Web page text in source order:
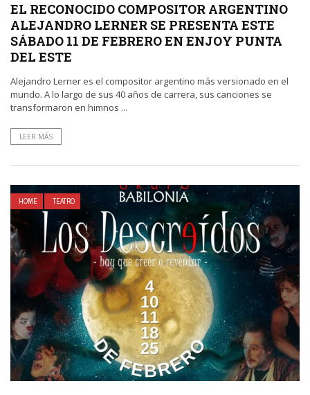
EL RECONOCIDO COMPOSITOR ARGENTINO
ALEJANDRO LERNER SE PRESENTA ESTE
SÁBADO 11 DE FEBRERO EN ENJOY PUNTA
DEL ESTE
Alejandro Lerner es el compositor argentino más versionado en el
mundo. A lo largo de sus 40 años de carrera, sus canciones se
transformaron en himnos ...
LEER MÁS
HOME TEATRO